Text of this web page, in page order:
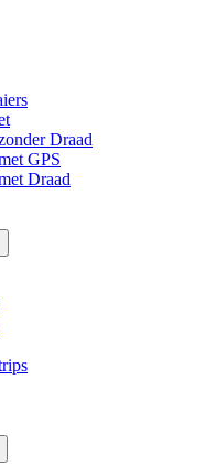
Draad
GPS
Draad